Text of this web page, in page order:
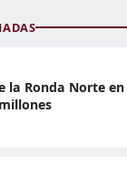
la Ronda Norte